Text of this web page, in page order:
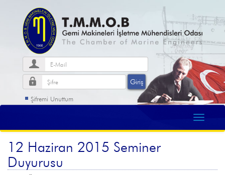
Şifremi Unuttum
12 Haziran 2015 Seminer
Duyurusu